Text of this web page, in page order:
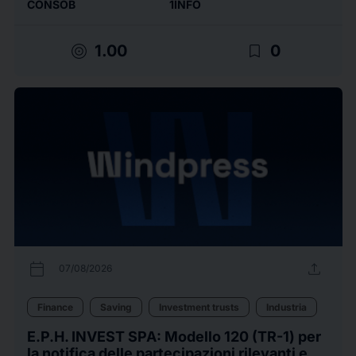
CONSOB 1INFO
target 1.00 bookmark_border 0
calendar_today 07/08/2026 upload
Finance Saving Investment trusts Industria
E.P.H. INVEST SPA: Modello 120 (TR-1) per